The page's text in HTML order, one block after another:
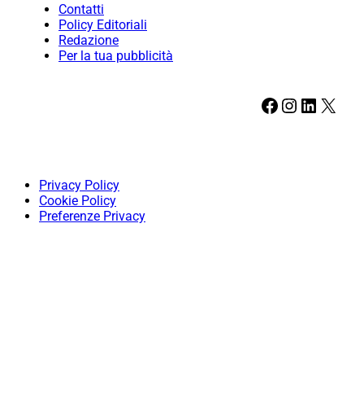
Contatti
Policy Editoriali
Redazione
Per la tua pubblicità
Facebook Instagram LinkedIn X
Privacy Policy
Cookie Policy
Preferenze Privacy